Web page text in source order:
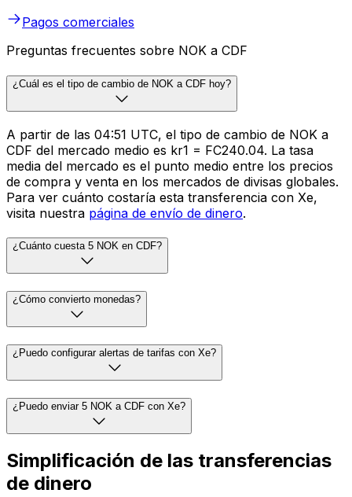
Pagos comerciales
Preguntas frecuentes sobre NOK a CDF
¿Cuál es el tipo de cambio de NOK a CDF hoy?
A partir de las 04:51 UTC, el tipo de cambio de NOK a
CDF del mercado medio es kr1 = FC240.04. La tasa
media del mercado es el punto medio entre los precios
de compra y venta en los mercados de divisas globales.
Para ver cuánto costaría esta transferencia con Xe,
visita nuestra página de envío de dinero.
¿Cuánto cuesta 5 NOK en CDF?
¿Cómo convierto monedas?
¿Puedo configurar alertas de tarifas con Xe?
¿Puedo enviar 5 NOK a CDF con Xe?
Simplificación de las transferencias
de dinero